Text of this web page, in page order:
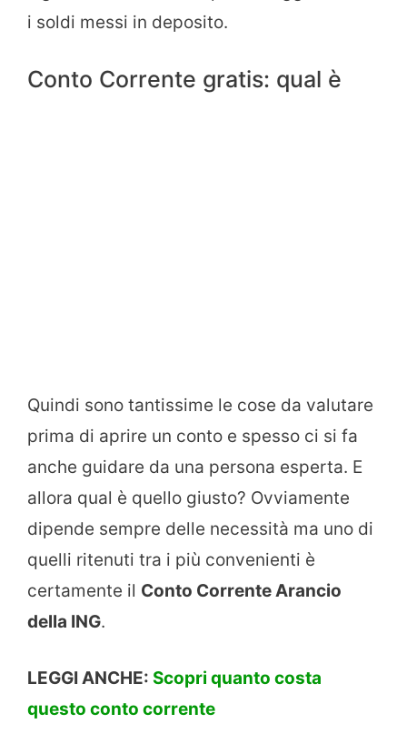
i soldi messi in deposito.
Conto Corrente gratis: qual è
Quindi sono tantissime le cose da valutare
prima di aprire un conto e spesso ci si fa
anche guidare da una persona esperta. E
allora qual è quello giusto? Ovviamente
dipende sempre delle necessità ma uno di
quelli ritenuti tra i più convenienti è
certamente il Conto Corrente Arancio
della ING.
LEGGI ANCHE: Scopri quanto costa
questo conto corrente